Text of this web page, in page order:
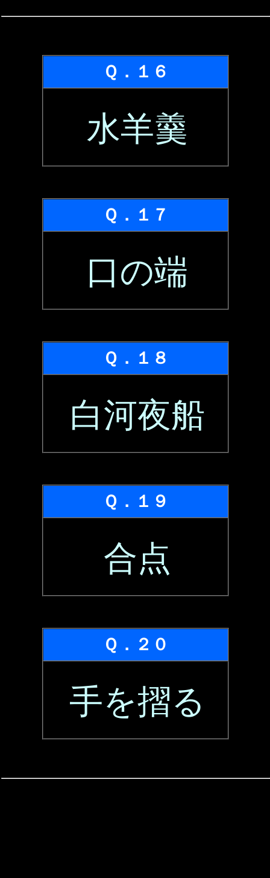
Ｑ．１６
水羊羹
Ｑ．１７
口の端
Ｑ．１８
白河夜船
Ｑ．１９
合点
Ｑ．２０
手を摺る